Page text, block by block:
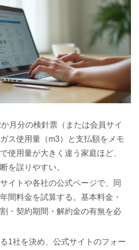
月分の検針票（または会員サイ
ス使用量（m3）と支払額をメモ
使用量が大きく違う家庭ほど、
を誤りやすい。
イトや各社の公式ページで、同
間料金を試算する。基本料金・
・契約期間・解約金の有無を必
1社を決め、公式サイトのフォー